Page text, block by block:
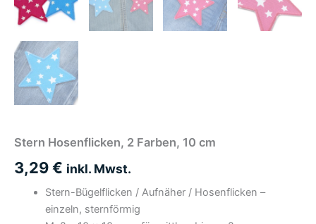
Stern Hosenflicken, 2 Farben, 10 cm
3,29€ inkl. Mwst.
Stern-Bügelflicken / Aufnäher / Hosenflicken –
einzeln, sternförmig